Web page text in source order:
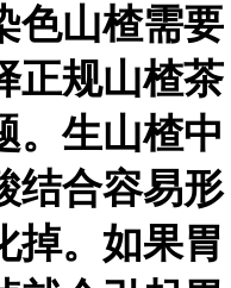
色山楂需要
正规山楂茶
。生山楂中
结合容易形
掉。如果胃